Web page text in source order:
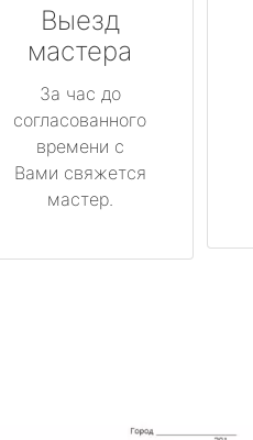
Выезд
мастера
За час до
согласованного
времени с
Вами свяжется
мастер.